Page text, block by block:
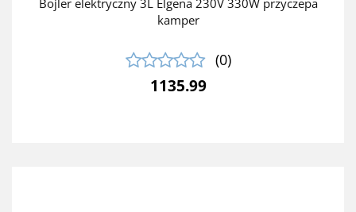
kamper
(0)
1135.99